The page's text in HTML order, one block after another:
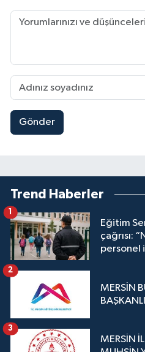
Gönder
Trend Haberler
Eğitim
çağrısı:
personel
1
MERSİN
2
MERSİN
3